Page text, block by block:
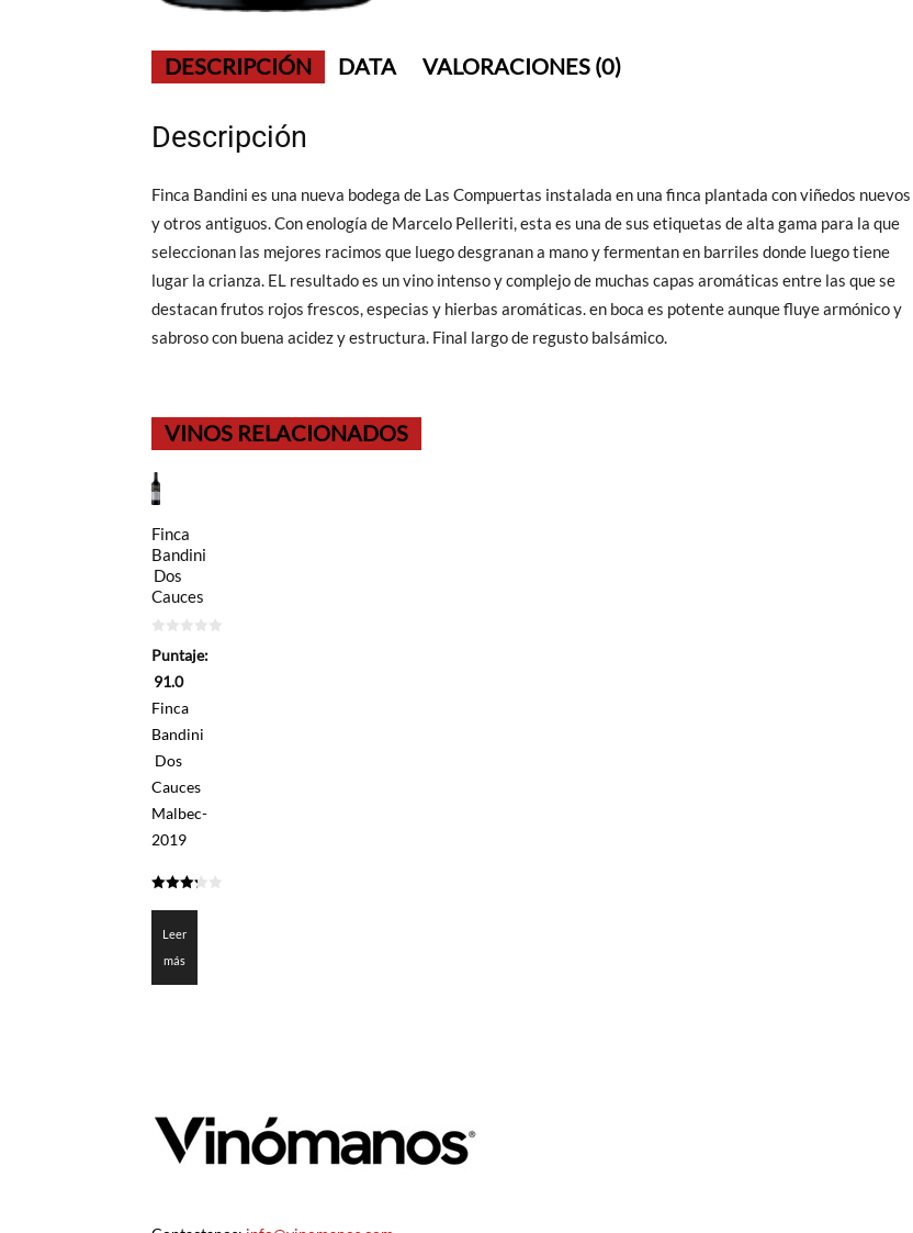
DESCRIPCIÓN DATA VALORACIONES (0)
Descripción
Finca Bandini es una nueva bodega de Las Compuertas instalada en una finca plantada con viñedos nuevos
y otros antiguos. Con enología de Marcelo Pelleriti, esta es una de sus etiquetas de alta gama para la que
seleccionan las mejores racimos que luego desgranan a mano y fermentan en barriles donde luego tiene
lugar la crianza. EL resultado es un vino intenso y complejo de muchas capas aromáticas entre las que se
destacan frutos rojos frescos, especias y hierbas aromáticas. en boca es potente aunque fluye armónico y
sabroso con buena acidez y estructura. Final largo de regusto balsámico.
VINOS RELACIONADOS
Finca
Bandini
Dos
Cauces
de
Puntaje:
91.0
Finca
Bandini
Dos
Cauces
Malbec-
2019
Leer
más